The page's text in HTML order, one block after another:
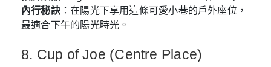
內行秘訣：在陽光下享用這條可愛小巷的戶外座位，
最適合下午的陽光時光。
8. Cup of Joe (Centre Place)